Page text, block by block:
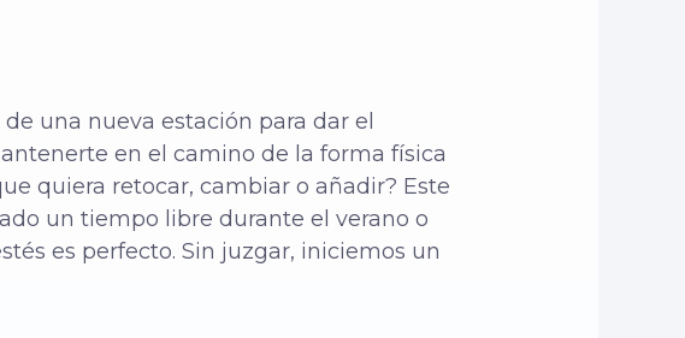
una nueva estación para dar el
en el camino de la forma física
quiera retocar, cambiar o añadir? Este
un tiempo libre durante el verano o
es perfecto. Sin juzgar, iniciemos un